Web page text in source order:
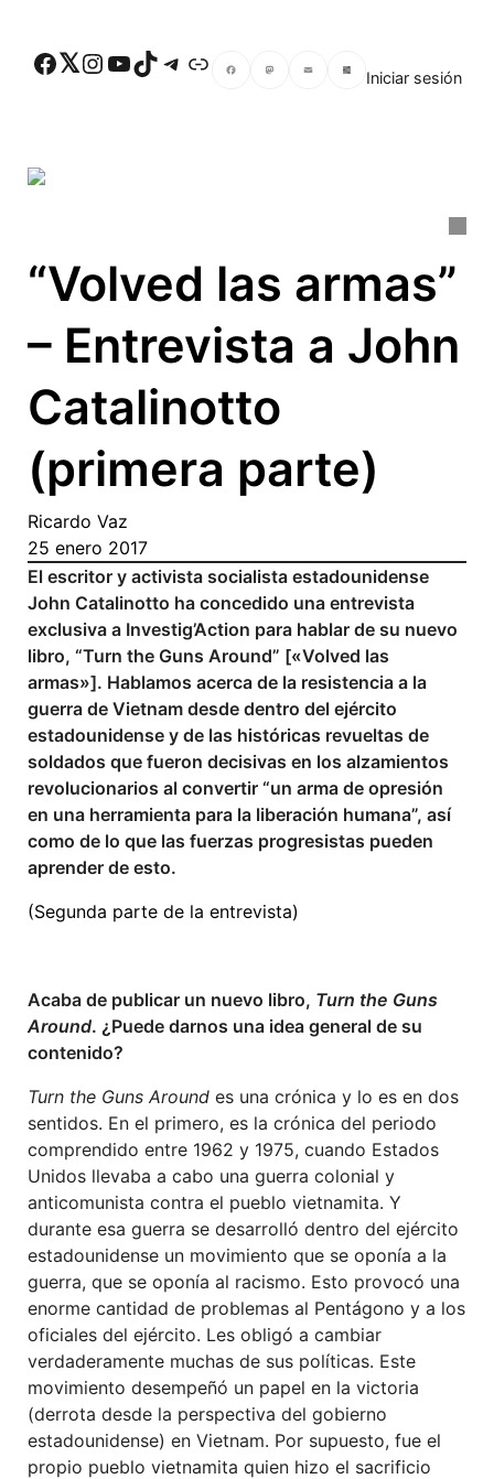
Facebook Twitter Instagram YouTube TikTok Telegram Enlace
Iniciar sesión
“Volved las armas”
– Entrevista a John
Catalinotto
(primera parte)
Ricardo Vaz
25 enero 2017
El escritor y activista socialista estadounidense
John Catalinotto ha concedido una entrevista
exclusiva a Investig’Action para hablar de su nuevo
libro, “Turn the Guns Around” [«Volved las
armas»]. Hablamos acerca de la resistencia a la
guerra de Vietnam desde dentro del ejército
estadounidense y de las históricas revueltas de
soldados que fueron decisivas en los alzamientos
revolucionarios al convertir “un arma de opresión
en una herramienta para la liberación humana”, así
como de lo que las fuerzas progresistas pueden
aprender de esto.
(Segunda parte de la entrevista)
Acaba de publicar un nuevo libro, Turn the Guns
Around. ¿Puede darnos una idea general de su
contenido?
Turn the Guns Around es una crónica y lo es en dos
sentidos. En el primero, es la crónica del periodo
comprendido entre 1962 y 1975, cuando Estados
Unidos llevaba a cabo una guerra colonial y
anticomunista contra el pueblo vietnamita. Y
durante esa guerra se desarrolló dentro del ejército
estadounidense un movimiento que se oponía a la
guerra, que se oponía al racismo. Esto provocó una
enorme cantidad de problemas al Pentágono y a los
oficiales del ejército. Les obligó a cambiar
verdaderamente muchas de sus políticas. Este
movimiento desempeñó un papel en la victoria
(derrota desde la perspectiva del gobierno
estadounidense) en Vietnam. Por supuesto, fue el
propio pueblo vietnamita quien hizo el sacrificio